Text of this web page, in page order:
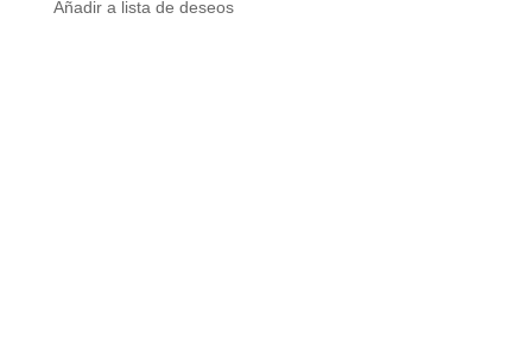
Añadir a lista de deseos